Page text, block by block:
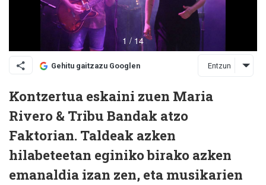
Gehitu gaitzazu Googlen Entzun
Kontzertua eskaini zuen Maria
Rivero & Tribu Bandak atzo
Faktorian. Taldeak azken
hilabeteetan eginiko birako azken
emanaldia izan zen, eta musikarien